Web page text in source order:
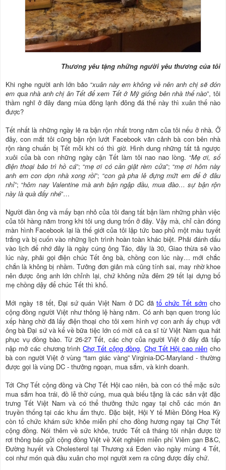
Thương yêu tặng những người yêu thương của tôi
Khi nghe người anh lớn bảo “xuân này em không về nên anh chị sẽ đón
em qua nhà anh chị ăn Tết để xem Tết ở Mỹ giống bên nhà thế nào”, tôi
thầm nghĩ ở đây đang mùa đông lạnh đông đá thế này thì xuân thế nào
được?
Tết nhất là những ngày lẽ ra bận rộn nhất trong năm của tôi nếu ở nhà. Ở
đây, con mắt tôi cũng bận rộn lướt Facebook vãn cảnh bà con bên nhà
rộn ràng chuẩn bị Tết mỗi khi có thì giờ. Hình dung những tất tả ngược
xuôi của bà con những ngày cận Tết làm tôi nao nao lòng. “Mẹ ơi, số
điện thoại bảo trì hồ cá”; “mẹ ơi có cần giặt rèm cửa”; “mẹ ơi hôm này
anh em con dọn nhà xong rồi”; “con gà pha lê đựng mứt em để ở đâu
nhỉ”; “hôm nay Valentine mà anh bận ngập đầu, mua đào… sự bận rộn
này là quà đấy nhé”…
Người đàn ông và mấy bạn nhỏ của tôi đang tất bận làm những phần việc
của tôi hàng năm trong khi tôi ung dung trốn ở đây. Vậy mà, chỉ cần đóng
màn hình Facebook lại là thế giới của tôi lập tức bao phủ một màu tuyết
trắng và bị cuốn vào những lịch trình hoàn toàn khác biệt. Phải đánh dấu
vào lịch để nhớ đây là ngày cúng ông Táo, đây là 30, Giao thừa sẽ vào
lúc này, phải gọi điện chúc Tết ông bà, chồng con lúc này… mới chắc
chắn là không bị nhầm. Tưởng đơn giản mà cũng tính sai, may nhờ khoe
nên được ông anh lớn chỉnh lại, chứ không nửa đêm 29 tết lại dựng bố
mẹ chồng dậy để chúc Tết thì khổ.
Mới ngày 18 tết, Đại sứ quán Việt Nam ở DC đã tổ chức Tết sớm cho
cộng đồng người Việt như thông lệ hàng năm. Có anh bạn quen trong lúc
xếp hàng chờ đã lấy điện thoại cho tôi xem hình vợ con anh ấy chụp với
ông bà Đại sứ và kể về bữa tiệc lớn có mời cả ca sĩ từ Việt Nam qua hát
phục vụ đồng bào. Từ 26-27 Tết, các chợ của người Việt ở đây đã tấp
nập mở các chương trìnhChợ Tết cộng đồng, Chợ Tết Hội cao niên cho
bà con người Việt ở vùng “tam giác vàng” Virginia-DC-Maryland - thường
được gọi là vùng DC - thưởng ngoạn, mua sắm, và kinh doanh.
Tới Chợ Tết cộng đồng và Chợ Tết Hội cao niên, bà con có thể mặc sức
mua sắm hoa trái, đồ lễ thờ cúng, mua quà biếu tặng là các sản vật đặc
trưng Tết Việt Nam và có thể thưởng thức ngay tại chỗ các món ăn
truyền thống tại các khu ẩm thực. Đặc biệt, Hội Y tế Miền Đông Hoa Kỳ
còn tổ chức khám sức khỏe miễn phí cho đồng hương ngay tại Chợ Tết
cộng đồng. Nói thêm về sức khỏe, trước Tết cả tháng tôi nhận được tờ
rơi thông báo gửi cộng đồng Việt về Xét nghiệm miễn phí Viêm gan B&C,
Đường huyết và Cholesterol tại Thương xá Eden vào ngày mùng 4 Tết,
coi như món quà đầu xuân cho mọi người xem ra cũng được đấy chứ.